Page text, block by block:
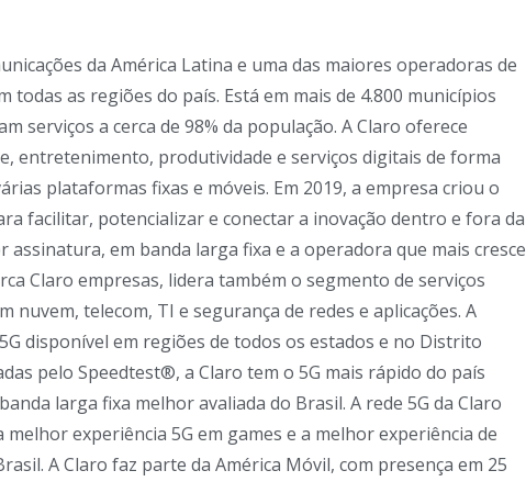
da América Latina e uma das maiores operadoras de
todas as regiões do país. Está em mais de 4.800 municípios
serviços a cerca de 98% da população. A Claro oferece
entretenimento, produtividade e serviços digitais de forma
plataformas fixas e móveis. Em 2019, a empresa criou o
facilitar, potencializar e conectar a inovação dentro e fora da
assinatura, em banda larga fixa e a operadora que mais cresce
Claro empresas, lidera também o segmento de serviços
nuvem, telecom, TI e segurança de redes e aplicações. A
disponível em regiões de todos os estados e no Distrito
pelo Speedtest®, a Claro tem o 5G mais rápido do país
larga fixa melhor avaliada do Brasil. A rede 5G da Claro
experiência 5G em games e a melhor experiência de
A Claro faz parte da América Móvil, com presença em 25